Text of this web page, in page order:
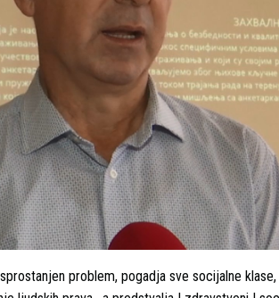
problem, pogadja sve socijalne